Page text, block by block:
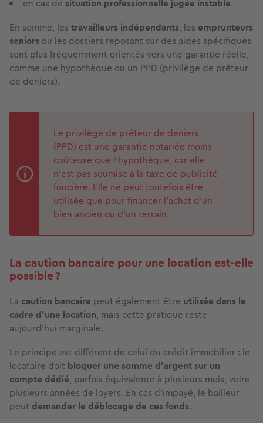
en cas de situation professionnelle jugée instable.
En somme, les travailleurs indépendants, les emprunteurs
seniors ou les dossiers reposant sur des aides spécifiques
sont plus fréquemment orientés vers une garantie réelle,
comme une hypothèque ou un PPD (privilège de prêteur
de deniers).
Le privilège de prêteur de deniers
(PPD) est une garantie notariée moins
coûteuse que l’hypothèque, car elle
n’est pas soumise à la taxe de publicité
foncière. Elle ne peut toutefois être
utilisée que pour financer l’achat d’un
bien ancien ou d’un terrain.
La caution bancaire pour une location est-elle
possible ?
La caution bancaire peut également être utilisée dans le
cadre d’une location, mais cette pratique reste
aujourd’hui marginale.
Le principe est différent de celui du crédit immobilier : le
locataire doit bloquer une somme d’argent sur un
compte dédié, parfois équivalente à plusieurs mois, voire
plusieurs années de loyers. En cas d’impayé, le bailleur
peut demander le déblocage de ces fonds.